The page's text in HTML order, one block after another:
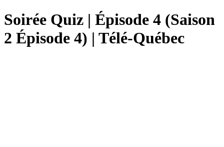
Soirée Quiz | Épisode 4 (Saison
2 Épisode 4) | Télé-Québec